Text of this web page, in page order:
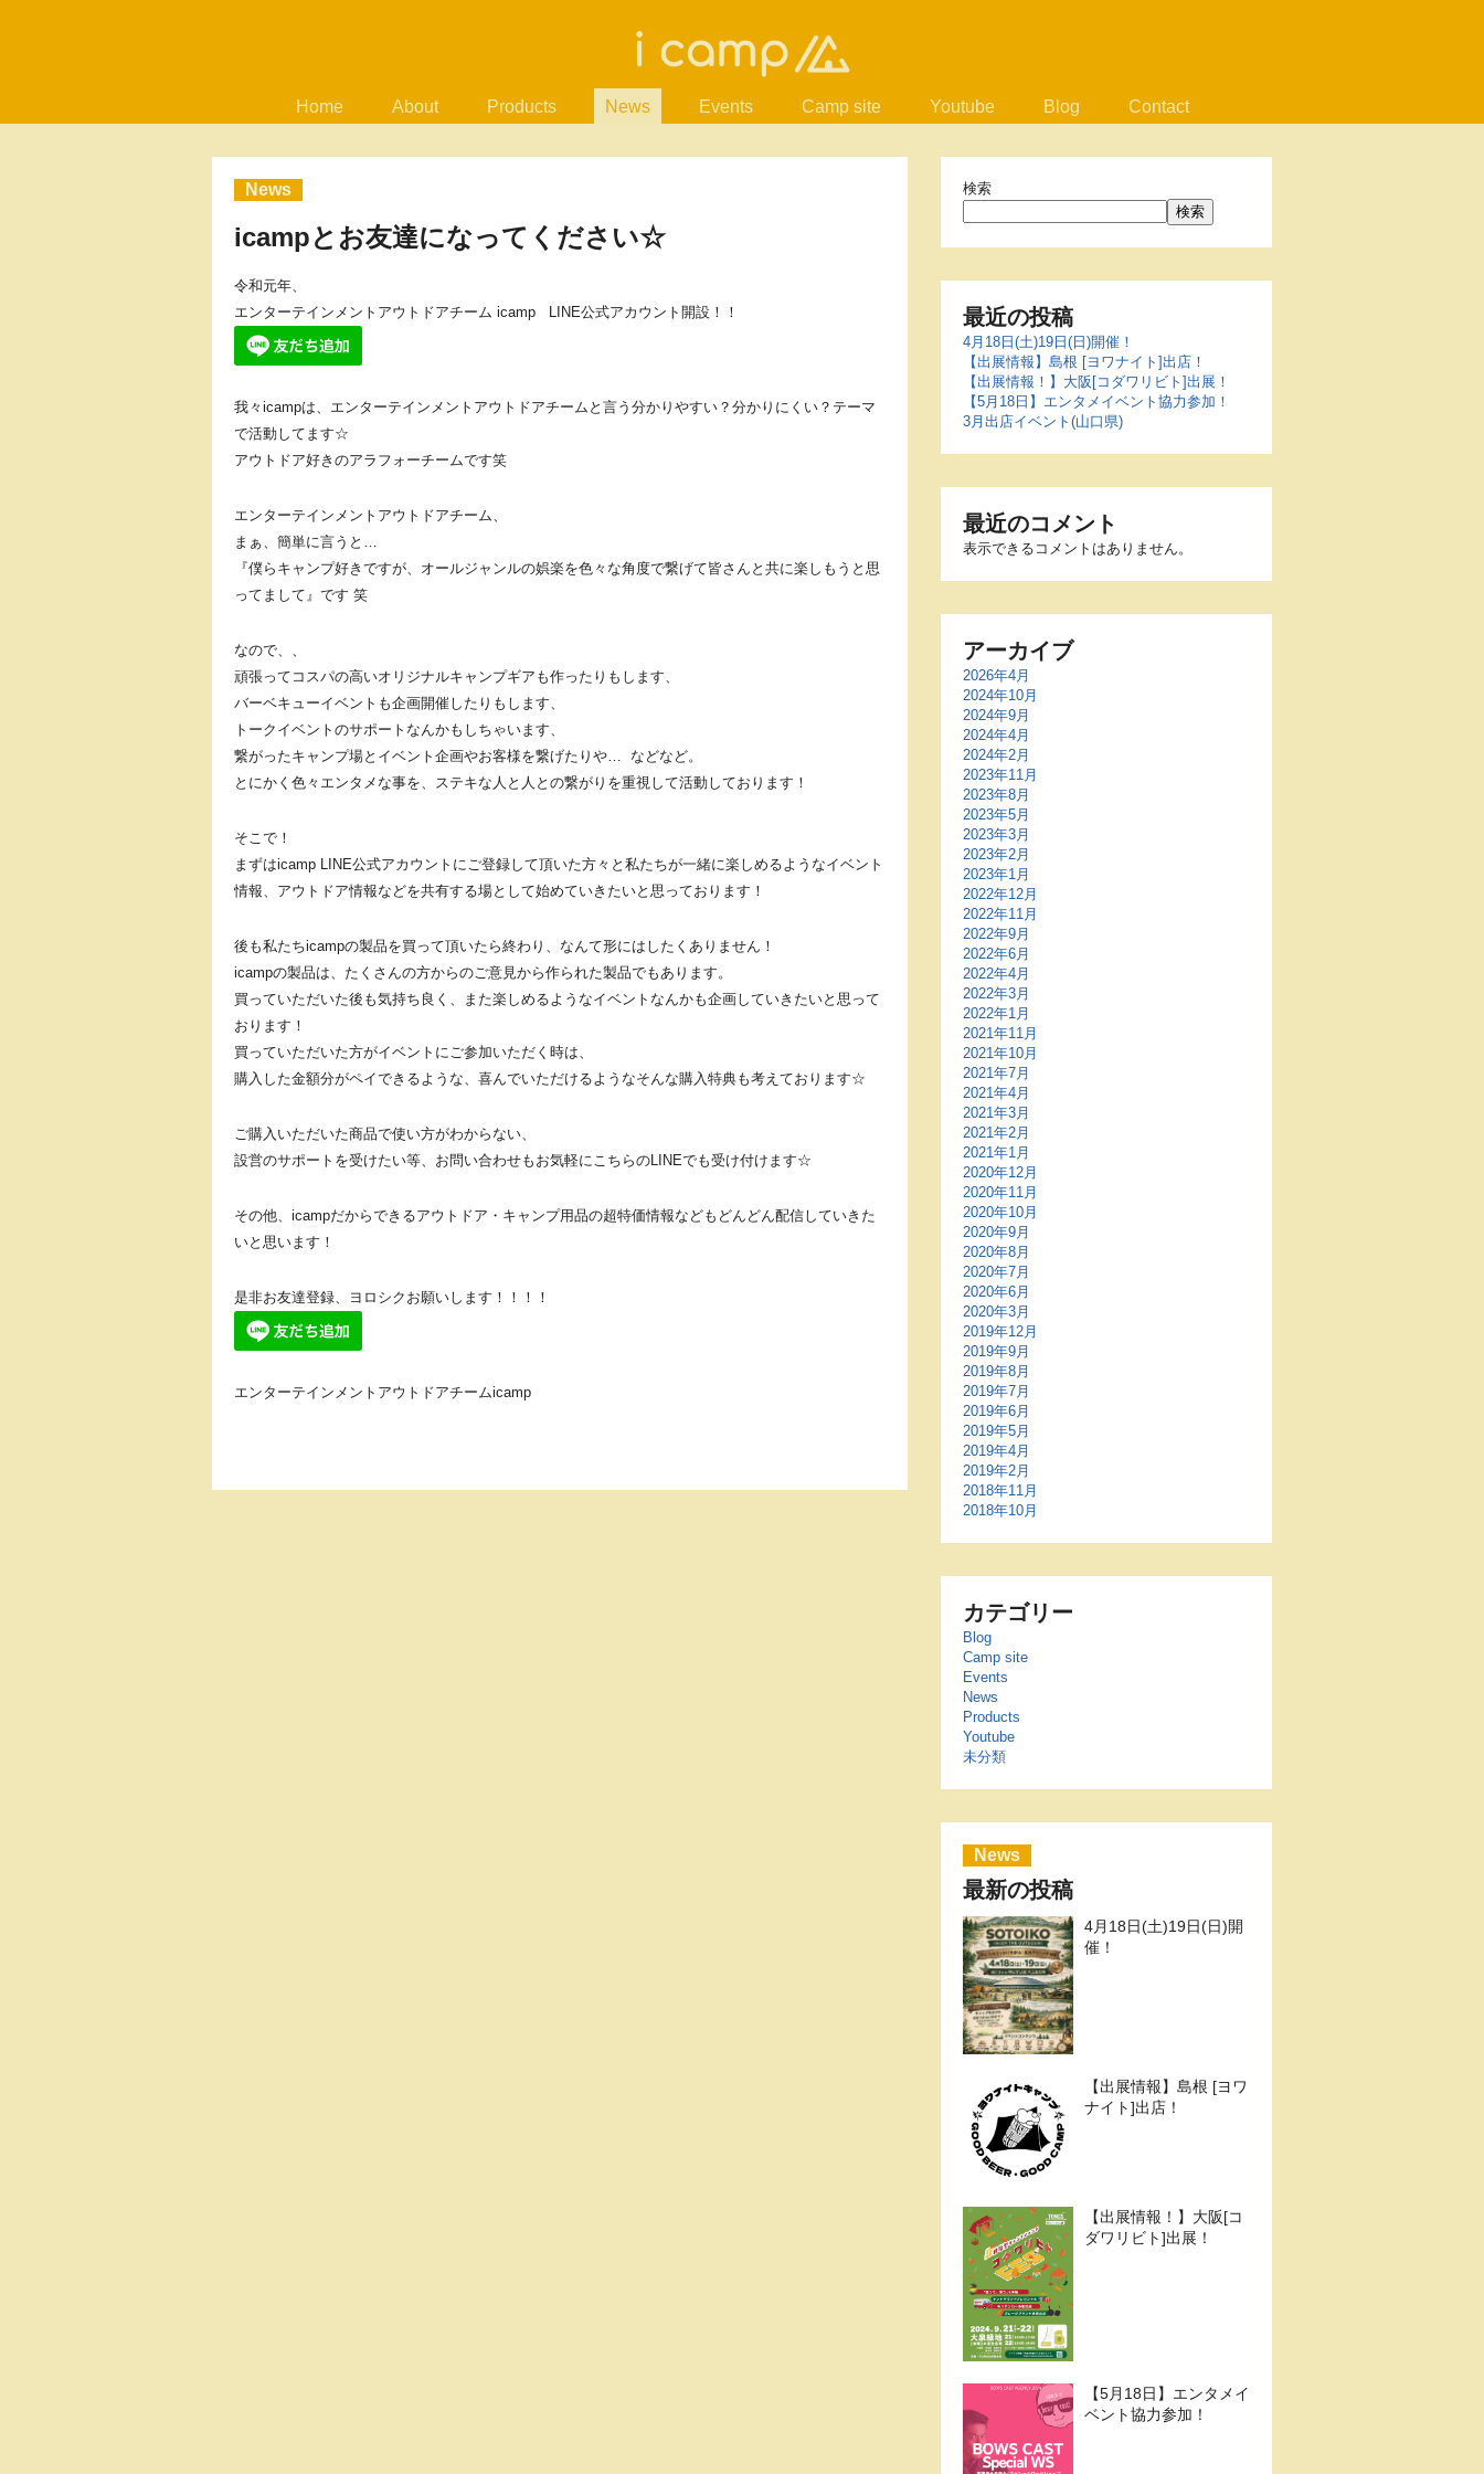
Home About Products News Events Camp site Youtube Blog Contact
News
icampとお友達になってください☆
令和元年、
エンターテインメントアウトドアチーム icamp LINE公式アカウント開設！！
我々icampは、エンターテインメントアウトドアチームと言う分かりやすい？分かりにくい？テーマ
で活動してます☆
アウトドア好きのアラフォーチームです笑
エンターテインメントアウトドアチーム、
まぁ、簡単に言うと…
『僕らキャンプ好きですが、オールジャンルの娯楽を色々な角度で繋げて皆さんと共に楽しもうと思
ってまして』です 笑
なので、、
頑張ってコスパの高いオリジナルキャンプギアも作ったりもします、
バーベキューイベントも企画開催したりもします、
トークイベントのサポートなんかもしちゃいます、
繋がったキャンプ場とイベント企画やお客様を繋げたりや… などなど。
とにかく色々エンタメな事を、ステキな人と人との繋がりを重視して活動しております！
そこで！
まずはicamp LINE公式アカウントにご登録して頂いた方々と私たちが一緒に楽しめるようなイベント
情報、アウトドア情報などを共有する場として始めていきたいと思っております！
後も私たちicampの製品を買って頂いたら終わり、なんて形にはしたくありません！
icampの製品は、たくさんの方からのご意見から作られた製品でもあります。
買っていただいた後も気持ち良く、また楽しめるようなイベントなんかも企画していきたいと思って
おります！
買っていただいた方がイベントにご参加いただく時は、
購入した金額分がペイできるような、喜んでいただけるようなそんな購入特典も考えております☆
ご購入いただいた商品で使い方がわからない、
設営のサポートを受けたい等、お問い合わせもお気軽にこちらのLINEでも受け付けます☆
その他、icampだからできるアウトドア・キャンプ用品の超特価情報などもどんどん配信していきた
いと思います！
是非お友達登録、ヨロシクお願いします！！！！
エンターテインメントアウトドアチームicamp
検索
検索
最近の投稿
4月18日(土)19日(日)開催！
【出展情報】島根 [ヨワナイト]出店！
【出展情報！】大阪[コダワリビト]出展！
【5月18日】エンタメイベント協力参加！
3月出店イベント(山口県)
最近のコメント
表示できるコメントはありません。
アーカイブ
2026年4月
2024年10月
2024年9月
2024年4月
2024年2月
2023年11月
2023年8月
2023年5月
2023年3月
2023年2月
2023年1月
2022年12月
2022年11月
2022年9月
2022年6月
2022年4月
2022年3月
2022年1月
2021年11月
2021年10月
2021年7月
2021年4月
2021年3月
2021年2月
2021年1月
2020年12月
2020年11月
2020年10月
2020年9月
2020年8月
2020年7月
2020年6月
2020年3月
2019年12月
2019年9月
2019年8月
2019年7月
2019年6月
2019年5月
2019年4月
2019年2月
2018年11月
2018年10月
カテゴリー
Blog
Camp site
Events
News
Products
Youtube
未分類
News
最新の投稿
4月18日(土)19日(日)開
催！
【出展情報】島根 [ヨワ
ナイト]出店！
【出展情報！】大阪[コ
ダワリビト]出展！
【5月18日】エンタメイ
ベント協力参加！